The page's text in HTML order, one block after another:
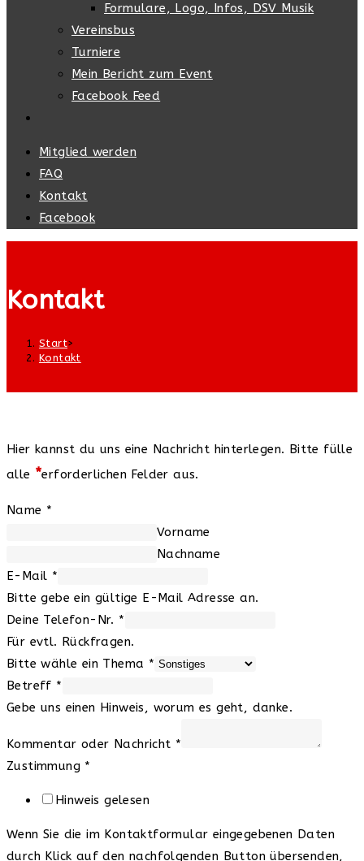
Formulare, Logo, Infos, DSV Musik
Vereinsbus
Turniere
Mein Bericht zum Event
Facebook Feed
umschalten
Mitglied werden
FAQ
Kontakt
Facebook
Kontakt
Start>
Kontakt
Hier kannst du uns eine Nachricht hinterlegen. Bitte fülle
alle *erforderlichen Felder aus.
Name *
Vorname
Nachname
E-Mail *
Bitte gebe ein gültige E-Mail Adresse an.
Deine Telefon-Nr. *
Für evtl. Rückfragen.
Bitte wähle ein Thema *
Betreff *
Gebe uns einen Hinweis, worum es geht, danke.
Kommentar oder Nachricht *
Zustimmung *
Hinweis gelesen
Wenn Sie die im Kontaktformular eingegebenen Daten
durch Klick auf den nachfolgenden Button übersenden,